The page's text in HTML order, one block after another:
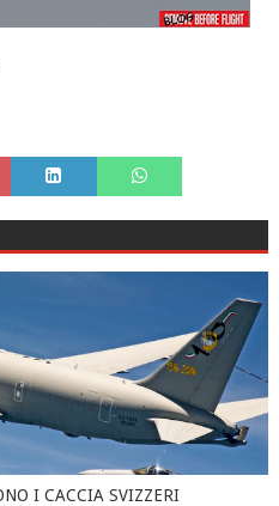
I CACCIA SVIZZERI